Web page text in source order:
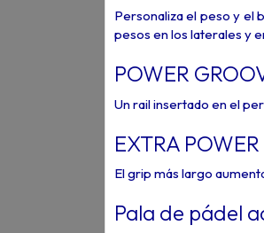
Personaliza el peso y el
pesos en los laterales y
POWER
Un rail insertado en el
EXTRA POWER
El grip más largo
Pala de pádel